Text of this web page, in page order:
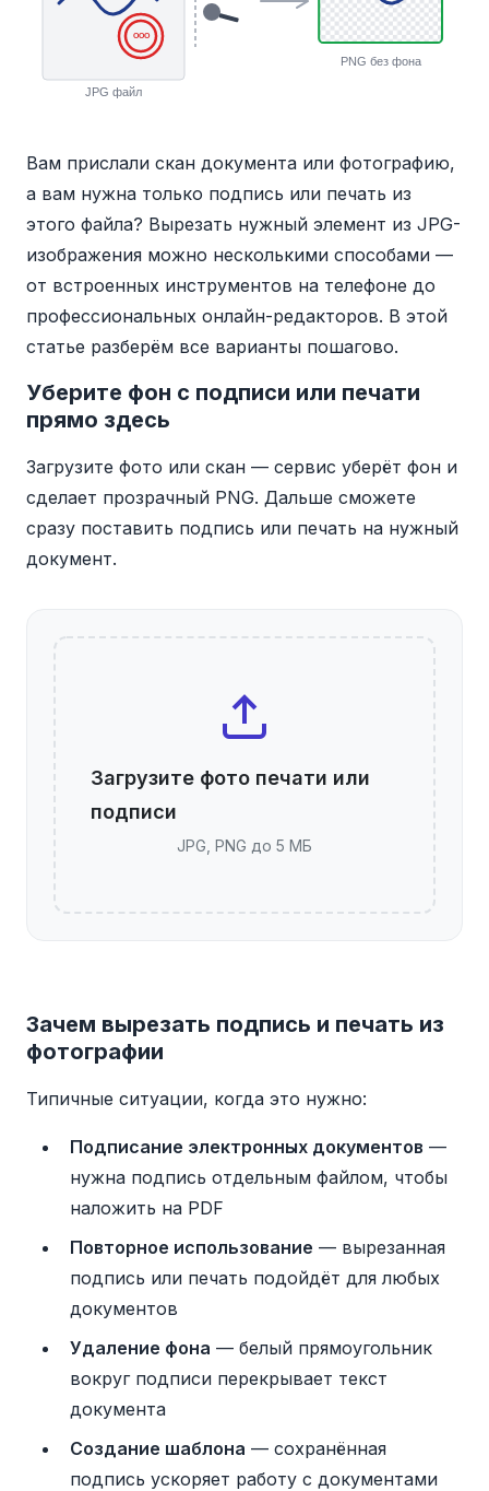
OOO
JPG файл
PNG без фона
Вам прислали скан документа или фотографию,
а вам нужна только подпись или печать из
этого файла? Вырезать нужный элемент из JPG-
изображения можно несколькими способами —
от встроенных инструментов на телефоне до
профессиональных онлайн-редакторов. В этой
статье разберём все варианты пошагово.
Уберите фон с подписи или печати
прямо здесь
Загрузите фото или скан — сервис уберёт фон и
сделает прозрачный PNG. Дальше сможете
сразу поставить подпись или печать на нужный
документ.
Загрузите фото печати или
подписи
JPG, PNG до 5 МБ
Зачем вырезать подпись и печать из
фотографии
Типичные ситуации, когда это нужно:
Подписание электронных документов —
нужна подпись отдельным файлом, чтобы
наложить на PDF
Повторное использование — вырезанная
подпись или печать подойдёт для любых
документов
Удаление фона — белый прямоугольник
вокруг подписи перекрывает текст
документа
Создание шаблона — сохранённая
подпись ускоряет работу с документами